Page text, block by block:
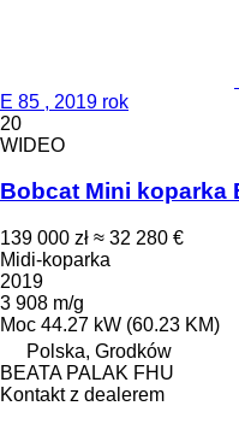
E 85 , 2019 rok
20
WIDEO
Bobcat Mini koparka
139 000 zł ≈ 32 280 €
Midi-koparka
2019
3 908 m/g
Moc 44.27 kW (60.23 KM)
Polska, Grodków
BEATA PALAK FHU
Kontakt z dealerem